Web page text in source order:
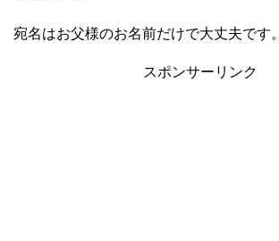
宛名はお父様のお名前だけで大丈夫です。
スポンサーリンク